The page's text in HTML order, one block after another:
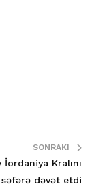
SONRAKI
Kralını
səfərə dəvət etdi